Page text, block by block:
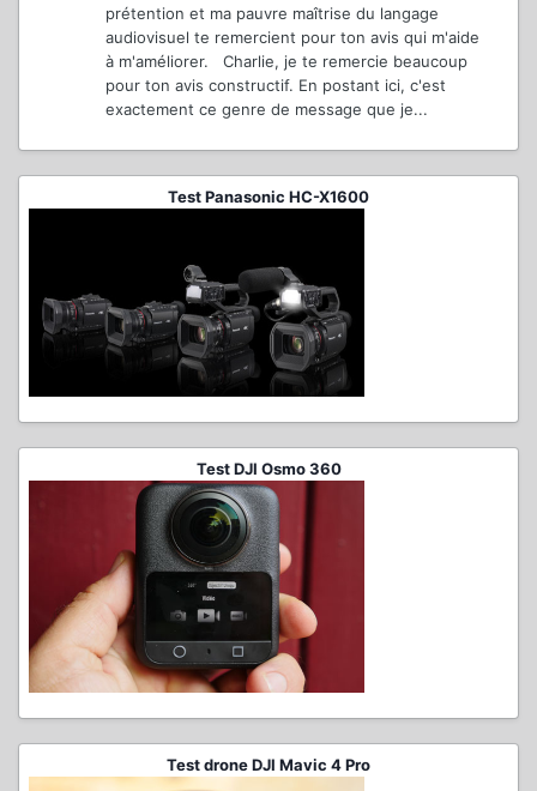
prétention et ma pauvre maîtrise du langage
audiovisuel te remercient pour ton avis qui m'aide
à m'améliorer. Charlie, je te remercie beaucoup
pour ton avis constructif. En postant ici, c'est
exactement ce genre de message que je...
Test Panasonic HC-X1600
Test DJI Osmo 360
Test drone DJI Mavic 4 Pro